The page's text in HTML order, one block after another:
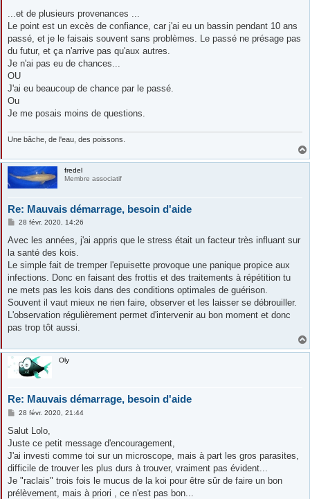
s
a
g
...et de plusieurs provenances ...
Le point est un excès de confiance, car j'ai eu un bassin pendant 10 ans
passé, et je le faisais souvent sans problèmes. Le passé ne présage pas
du futur, et ça n'arrive pas qu'aux autres.
Je n'ai pas eu de chances...
OU
J'ai eu beaucoup de chance par le passé.
Ou
Je me posais moins de questions.
Une bâche, de l'eau, des poissons.
fredel
Membre associatif
Re: Mauvais démarrage, besoin d'aide
M
s
a
g
28 févr. 2020, 14:26
Avec les années, j'ai appris que le stress était un facteur très influant sur
la santé des kois.
Le simple fait de tremper l'epuisette provoque une panique propice aux
infections. Donc en faisant des frottis et des traitements à répétition tu
ne mets pas les kois dans des conditions optimales de guérison.
Souvent il vaut mieux ne rien faire, observer et les laisser se débrouiller.
L'observation régulièrement permet d'intervenir au bon moment et donc
pas trop tôt aussi.
Oly
Re: Mauvais démarrage, besoin d'aide
M
s
a
g
28 févr. 2020, 21:44
Salut Lolo,
Juste ce petit message d'encouragement,
J'ai investi comme toi sur un microscope, mais à part les gros parasites,
difficile de trouver les plus durs à trouver, vraiment pas évident...
Je "raclais" trois fois le mucus de la koi pour être sûr de faire un bon
prélèvement, mais à priori , ce n'est pas bon...